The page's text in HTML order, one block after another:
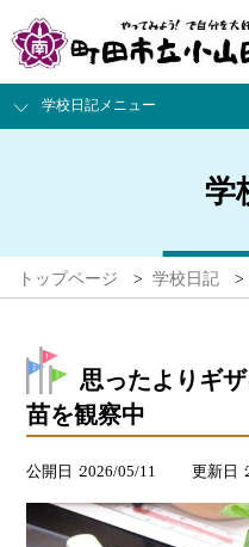
学校日記メニュー
学
トップページ > 学校日記 >
思ったよりギ
苗を観察中
公開日 2026/05/11 更新日